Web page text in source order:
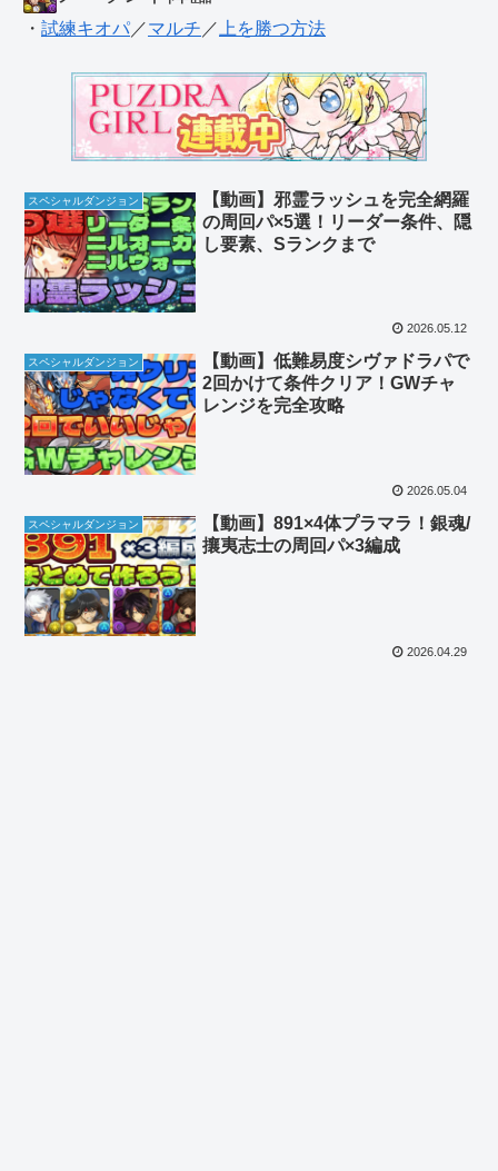
・ 試練キオパ ／マルチ ／ 上を勝つ方法
スペシャルダンジョン
【動画】邪霊ラッシュを完全網羅
の周回パ×5選！リーダー条件、隠
し要素、Sランクまで
2026.05.12
スペシャルダンジョン
【動画】低難易度シヴァドラパで
2回かけて条件クリア！GWチャ
レンジを完全攻略
2026.05.04
スペシャルダンジョン
【動画】891×4体プラマラ！銀魂/
攘夷志士の周回パ×3編成
2026.04.29